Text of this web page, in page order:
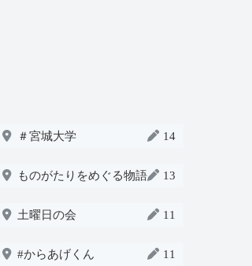
＃宮城大学 14
ものがたりをめぐる物語 13
土曜日の会 11
#からあげくん 11